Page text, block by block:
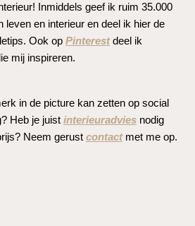
Inmiddels geef ik ruim 35.000
leven en interieur en deel ik hier de
Ook op Pinterestdeel ik
mij inspireren.
in de picture kan zetten op social
Heb je juist interieuradvies nodig
Neem gerust contactmet me op.